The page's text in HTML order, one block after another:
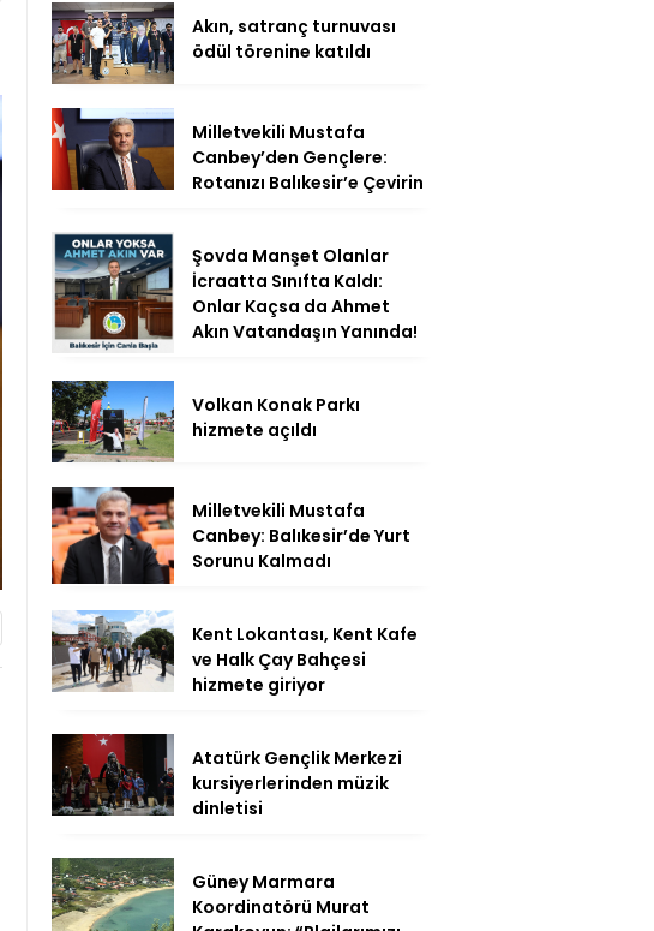
Akın, satranç turnuvası
ödül törenine katıldı
Milletvekili Mustafa
Canbey’den Gençlere:
Rotanızı Balıkesir’e Çevirin
Şovda Manşet Olanlar
İcraatta Sınıfta Kaldı:
Onlar Kaçsa da Ahmet
Akın Vatandaşın Yanında!
Volkan Konak Parkı
hizmete açıldı
Milletvekili Mustafa
Canbey: Balıkesir’de Yurt
Sorunu Kalmadı
Kent Lokantası, Kent Kafe
ve Halk Çay Bahçesi
hizmete giriyor
Atatürk Gençlik Merkezi
kursiyerlerinden müzik
dinletisi
Güney Marmara
Koordinatörü Murat